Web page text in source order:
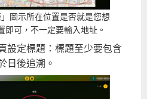
圖示所在位置是否就是您想
即可，不一定要輸入地址。
設定標題：標題至少要包含
日後追溯。